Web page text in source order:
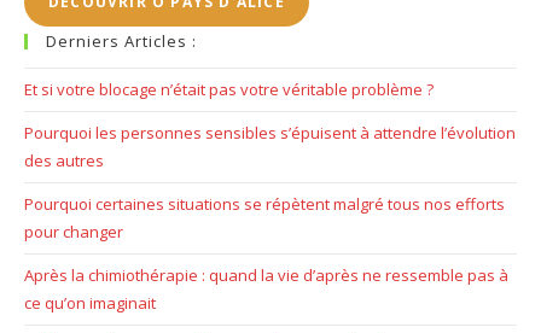
Derniers Articles :
Et si votre blocage n’était pas votre véritable problème ?
Pourquoi les personnes sensibles s’épuisent à attendre l’évolution
des autres
Pourquoi certaines situations se répètent malgré tous nos efforts
pour changer
Après la chimiothérapie : quand la vie d’après ne ressemble pas à
ce qu’on imaginait